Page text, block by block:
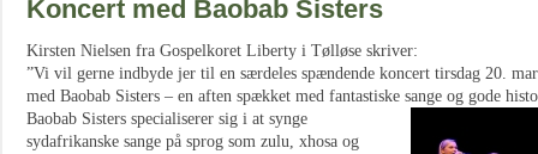
Koncert med Baobab Sisters
Kirsten Nielsen fra Gospelkoret Liberty i Tølløse skriver:
”Vi vil gerne indbyde jer til en særdeles spændende koncert tirsdag 20.
med Baobab Sisters – en aften spækket med fantastiske sange og gode
Baobab Sisters specialiserer sig i at synge
sydafrikanske sange på sprog som zulu, xhosa og